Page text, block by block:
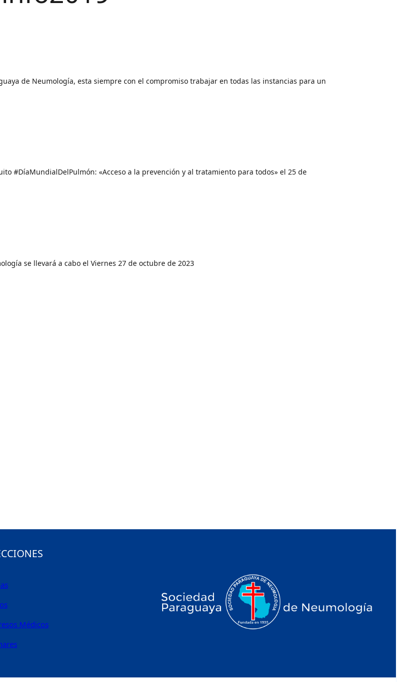
de Neumología, esta siempre con el compromiso trabajar en todas las instancias para un
#DíaMundialDelPulmón: «Acceso a la prevención y al tratamiento para todos» el 25 de
se llevará a cabo el Viernes 27 de octubre de 2023
Médicos